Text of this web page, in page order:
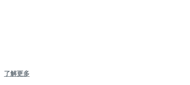
了解更多